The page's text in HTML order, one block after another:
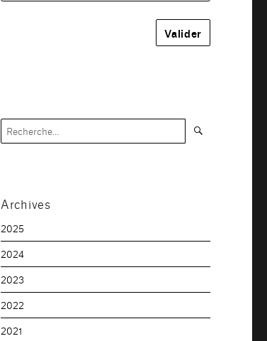
Recherche
pour :
Archives
2025
2024
2023
2022
2021